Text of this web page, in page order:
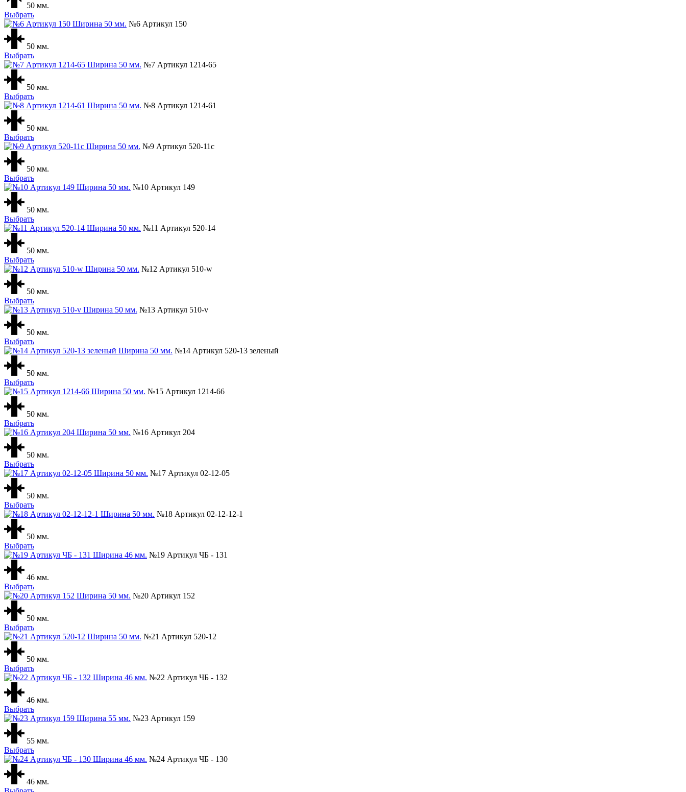
50 мм.
Выбрать
№6 Артикул 150
50 мм.
Выбрать
№7 Артикул 1214-65
50 мм.
Выбрать
№8 Артикул 1214-61
50 мм.
Выбрать
№9 Артикул 520-11с
50 мм.
Выбрать
№10 Артикул 149
50 мм.
Выбрать
№11 Артикул 520-14
50 мм.
Выбрать
№12 Артикул 510-w
50 мм.
Выбрать
№13 Артикул 510-v
50 мм.
Выбрать
№14 Артикул 520-13 зеленый
50 мм.
Выбрать
№15 Артикул 1214-66
50 мм.
Выбрать
№16 Артикул 204
50 мм.
Выбрать
№17 Артикул 02-12-05
50 мм.
Выбрать
№18 Артикул 02-12-12-1
50 мм.
Выбрать
№19 Артикул ЧБ - 131
46 мм.
Выбрать
№20 Артикул 152
50 мм.
Выбрать
№21 Артикул 520-12
50 мм.
Выбрать
№22 Артикул ЧБ - 132
46 мм.
Выбрать
№23 Артикул 159
55 мм.
Выбрать
№24 Артикул ЧБ - 130
46 мм.